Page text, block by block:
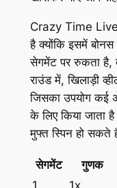
Crazy Time
है क्योंकि इसमें बोनस
सेगमेंट पर रुकता है,
राउंड में, खिलाड़ी
जिसका उपयोग कई
के लिए किया जाता
मुफ्त स्पिन हो सकते
सेगमेंट
गुणक
1
1x